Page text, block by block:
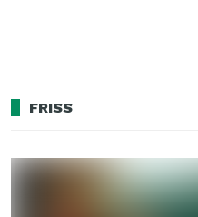
FRISS